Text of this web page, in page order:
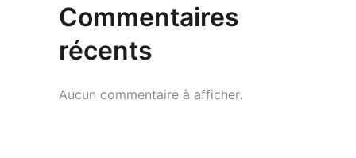
Commentaires
récents
Aucun commentaire à afficher.